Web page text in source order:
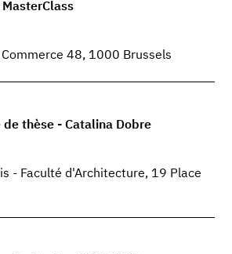
48, 1000 Brussels
thèse - Catalina Dobre
- Faculté d'Architecture, 19 Place